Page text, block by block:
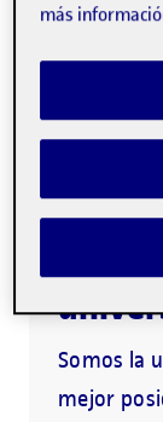
La
Somos la
mejor
más